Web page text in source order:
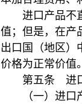
进口产品不直
值；但是，在产
出口国（地区）
价格为正常价值。
第五条 进口
（一）进口产